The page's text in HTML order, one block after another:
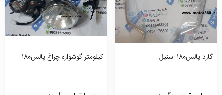
گارد پالس180 استیل کیلومتر گوشواره چراغ پالس180